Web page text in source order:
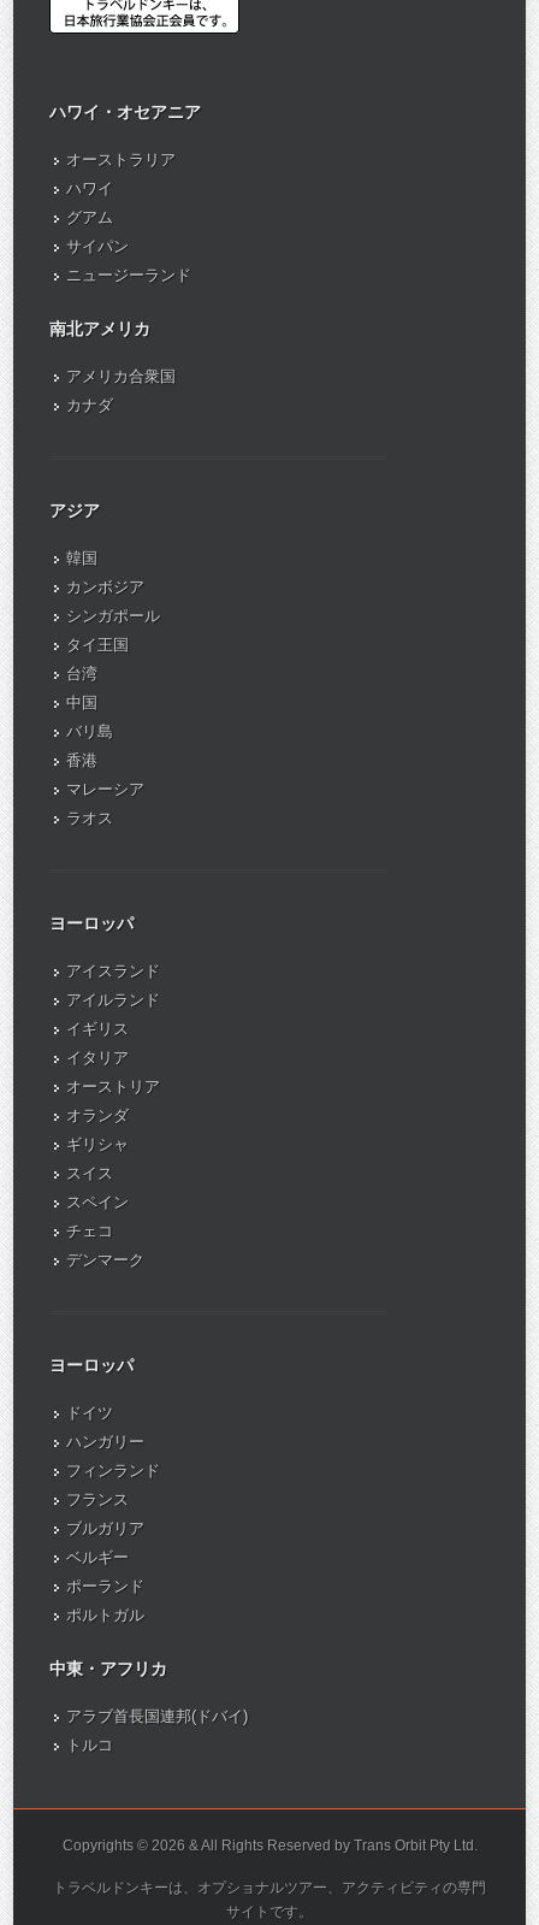
ハワイ・オセアニア
オーストラリア
ハワイ
グアム
サイパン
ニュージーランド
南北アメリカ
アメリカ合衆国
カナダ
アジア
韓国
カンボジア
シンガポール
タイ王国
台湾
中国
バリ島
香港
マレーシア
ラオス
ヨーロッパ
アイスランド
アイルランド
イギリス
イタリア
オーストリア
オランダ
ギリシャ
スイス
スペイン
チェコ
デンマーク
ヨーロッパ
ドイツ
ハンガリー
フィンランド
フランス
ブルガリア
ベルギー
ポーランド
ポルトガル
中東・アフリカ
アラブ首長国連邦(ドバイ)
トルコ
Copyrights © 2026 & All Rights Reserved by Trans Orbit Pty Ltd.
トラベルドンキーは、オプショナルツアー、アクティビティの専門
サイトです。